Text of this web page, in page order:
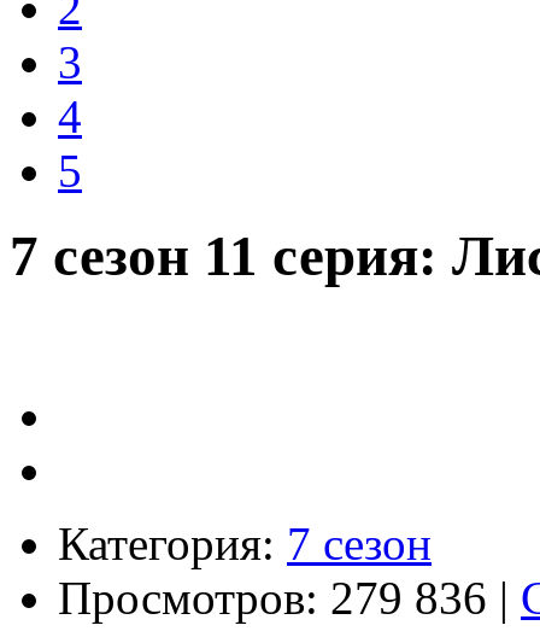
3
4
5
7 сезон 11 серия:
Категория: 7 сезон
Просмотров: 279 836 |